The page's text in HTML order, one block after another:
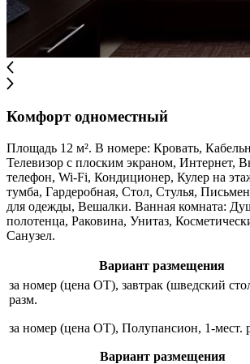
Комфорт одноместный
Площадь 12 м². В номере: Кровать,
Телевизор с плоским экраном, Интернет,
телефон, Wi-Fi, Кондиционер, Кулер на
тумба, Гардеробная, Стол, Стулья,
для одежды, Вешалки. Ванная комната:
полотенца, Раковина, Унитаз,
Санузел.
Вариант размещения
за номер (цена ОТ), завтрак (шведский
разм.
за номер (цена ОТ), Полупансион, 1-мест.
Вариант размещения